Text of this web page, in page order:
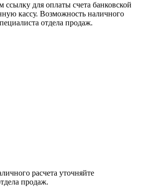
для оплаты счета банковской
кассу. Возможность наличного
отдела продаж.
расчета уточняйте
продаж.